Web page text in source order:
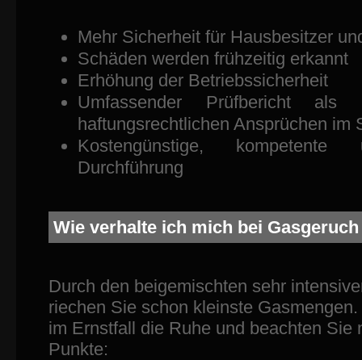
Mehr Sicherheit für Hausbesitzer
Schäden werden frühzeitig erkannt
Erhöhung der Betriebssicherheit
Umfassender Prüfbericht als
haftungsrechtlichen Ansprüchen im
Kostengünstige,
Durchführung
Wie verhalte ich mich bei
Durch den beigemischten sehr
riechen Sie schon kleinste
im Ernstfall die Ruhe und beachten Sie
Punkte: